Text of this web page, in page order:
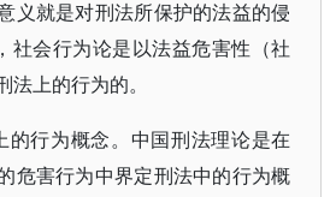
义就是对刑法所保护的法益的侵
社会行为论是以法益危害性（社
上的行为的。
的行为概念。中国刑法理论是在
危害行为中界定刑法中的行为概